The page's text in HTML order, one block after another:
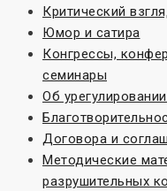
Критический
Юмор и сатира
Конгрессы,
семинары
Об
Договора и
Методические
разрушительных